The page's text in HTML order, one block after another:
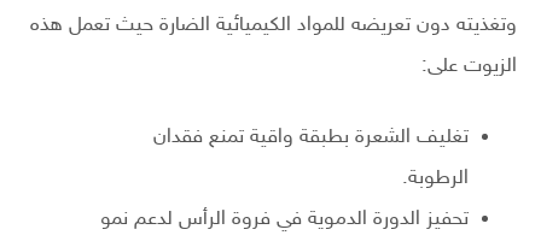
وتغذيته دون تعريضه للمواد الكيميائية الضارة حيث تعمل هذه
الزيوت على:
تغليف الشعرة بطبقة واقية تمنع فقدان
الرطوبة.
تحفيز الدورة الدموية في فروة الرأس لدعم نمو